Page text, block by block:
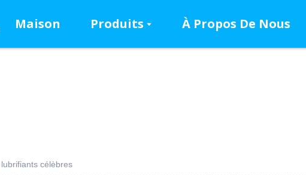
Maison Produits À Propos De Nous
célèbres